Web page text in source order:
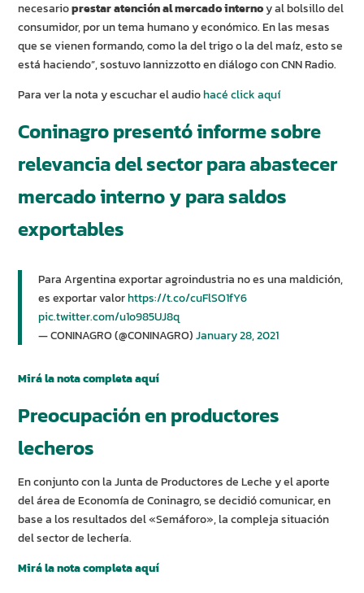
necesarioprestar atención al mercado internoy al bolsillo del
consumidor, por un tema humano y económico. En las mesas
que se vienen formando, como la del trigo o la del maíz, esto se
está haciendo”, sostuvo Iannizzotto en diálogo con CNN Radio.
Para ver la nota y escuchar el audiohacé click aquí
Coninagro presentó informe sobre
relevancia del sector para abastecer
mercado interno y para saldos
exportables
Para Argentina exportar agroindustria no es una maldición,
es exportar valorhttps://t.co/cuFlSO1fY6
pic.twitter.com/u1o985UJ8q
— CONINAGRO (@CONINAGRO)January 28, 2021
Mirá la nota completa aquí
Preocupación en productores
lecheros
En conjunto con la Junta de Productores de Leche y el aporte
del área de Economía de Coninagro, se decidió comunicar, en
base a los resultados del «Semáforo», la compleja situación
del sector de lechería.
Mirá la nota completa aquí